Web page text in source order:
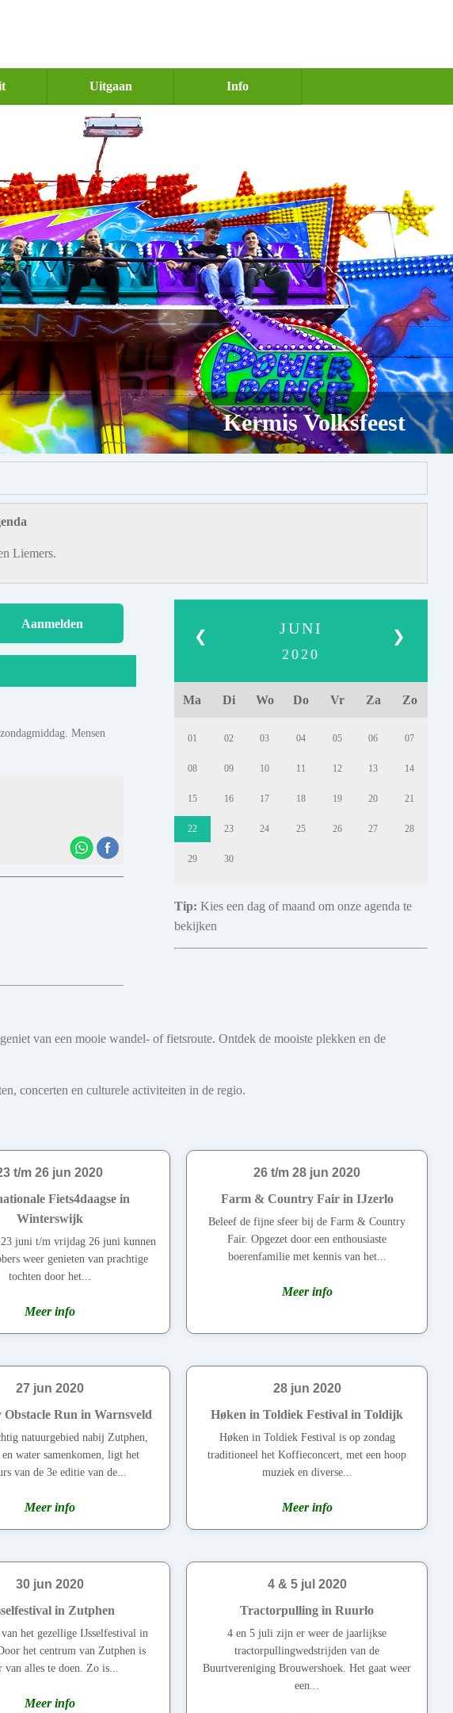
Uitgaan Info
Kermis Volksfeest
Liemers.
Aanmelden
Mensen
❮ ❯
JUNI
2020
Ma Di Wo Do Vr Za Zo
01 02 03 04 05 06 07
08 09 10 11 12 13 14
15 16 17 18 19 20 21
22 23 24 25 26 27 28
29 30
Tip: Kies een dag of maand om onze agenda te
bekijken
van een mooie wandel- of fietsroute. Ontdek de mooiste plekken en de
concerten en culturele activiteiten in de regio.
t/m 26 jun 2020
Fiets4daagse in
Winterswijk
23 juni t/m vrijdag 26 juni kunnen
weer genieten van prachtige
tochten door het...
Meer info
26 t/m 28 jun 2020
Farm & Country Fair in IJzerlo
Beleef de fijne sfeer bij de Farm & Country
Fair. Opgezet door een enthousiaste
boerenfamilie met kennis van het...
Meer info
27 jun 2020
Obstacle Run in Warnsveld
natuurgebied nabij Zutphen,
en water samenkomen, ligt het
van de 3e editie van de...
Meer info
28 jun 2020
Høken in Toldiek Festival in Toldijk
Høken in Toldiek Festival is op zondag
traditioneel het Koffieconcert, met een hoop
muziek en diverse...
Meer info
30 jun 2020
in Zutphen
het gezellige IJsselfestival in
het centrum van Zutphen is
van alles te doen. Zo is...
Meer info
4 & 5 jul 2020
Tractorpulling in Ruurlo
4 en 5 juli zijn er weer de jaarlijkse
tractorpullingwedstrijden van de
Buurtvereniging Brouwershoek. Het gaat weer
een...